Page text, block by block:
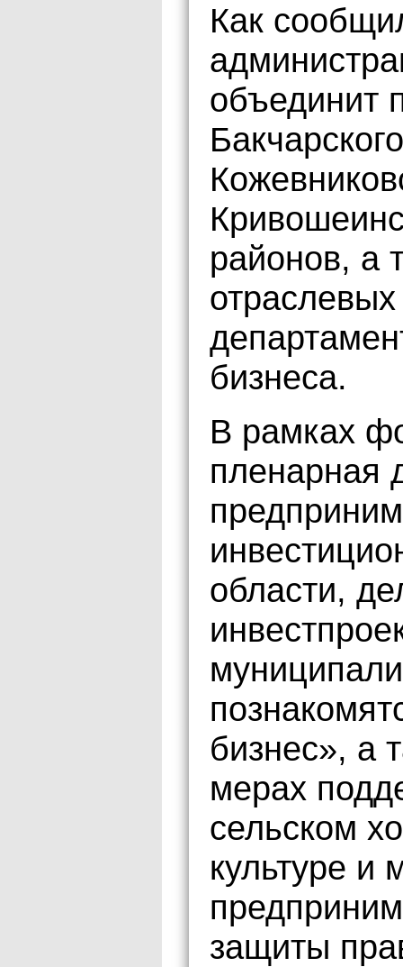
Как
объединит
районов, а
бизнеса.
В рамках
пленарная
области,
бизнес», а
мерах
сельском
культуре и
защиты